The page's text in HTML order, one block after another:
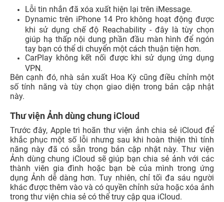
Lỗi tin nhắn đã xóa xuất hiện lại trên iMessage.
Dynamic trên iPhone 14 Pro không hoạt động được
khi sử dụng chế độ Reachability - đây là tùy chọn
giúp hạ thấp nội dung phần đầu màn hình để ngón
tay bạn có thể di chuyển một cách thuận tiện hơn.
CarPlay không kết nối được khi sử dụng ứng dụng
VPN.
Bên cạnh đó, nhà sản xuất Hoa Kỳ cũng điều chỉnh một
số tính năng và tùy chọn giao diện trong bản cập nhật
này.
Thư viện Ảnh dùng chung iCloud
Trước đây, Apple trì hoãn thư viện ảnh chia sẻ iCloud để
khắc phục một số lỗi nhưng sau khi hoàn thiện thì tính
năng này đã có sẵn trong bản cập nhật này. Thư viện
Ảnh dùng chung iCloud sẽ giúp bạn chia sẻ ảnh với các
thành viên gia đình hoặc bạn bè của mình trong ứng
dụng Ảnh dễ dàng hơn. Tuy nhiên, chỉ tối đa sáu người
khác được thêm vào và có quyền chỉnh sửa hoặc xóa ảnh
trong thư viện chia sẻ có thể truy cập qua iCloud.